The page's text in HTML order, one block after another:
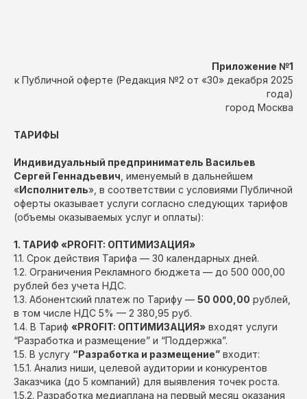
Приложение №1
к Публичной оферте (Редакция №2 от «30» декабря 2025
года)
город Москва
ТАРИФЫ
Индивидуальный предприниматель Васильев
Сергей Геннадьевич , именуемый в дальнейшем
«Исполнитель», в соответствии с условиями Публичной
оферты оказывает услуги согласно следующих тарифов
(объемы оказываемых услуг и оплаты):
1. ТАРИФ «PROFIT: ОПТИМИЗАЦИЯ»
1.1. Срок действия Тарифа — 30 календарных дней.
1.2. Ограничения Рекламного бюджета — до 500 000,00
рублей без учета НДС.
1.3. Абонентский платеж по Тарифу — 50 000,00 рублей,
в том числе НДС 5% — 2 380,95 руб.
1.4. В Тариф «PROFIT: ОПТИМИЗАЦИЯ» входят услуги
“Разработка и размещение” и “Поддержка”.
1.5. В услугу “Разработка и размещение” входит:
1.5.1. Анализ ниши, целевой аудитории и конкурентов
Заказчика (до 5 компаний) для выявления точек роста.
1.5.2. Разработка медиаплана на первый месяц оказания